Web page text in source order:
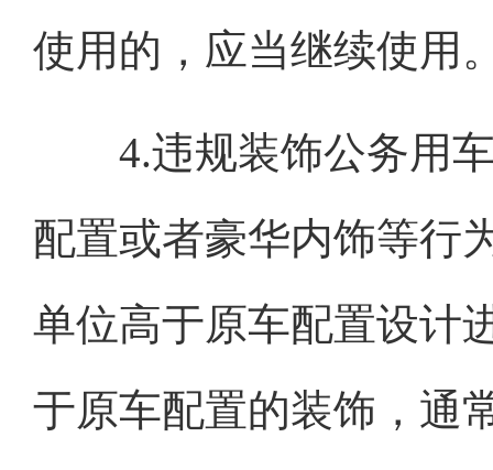
使用的，应当继续使用
4.违规装饰公务用车
配置或者豪华内饰等行
单位高于原车配置设计
于原车配置的装饰，通